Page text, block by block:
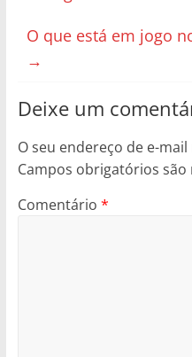
O que está em jogo
→
Deixe um
O seu endereço de e-
Campos obrigatórios são
Comentário *